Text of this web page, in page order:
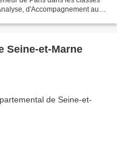
d'Accompagnement au
Seine-et-Marne